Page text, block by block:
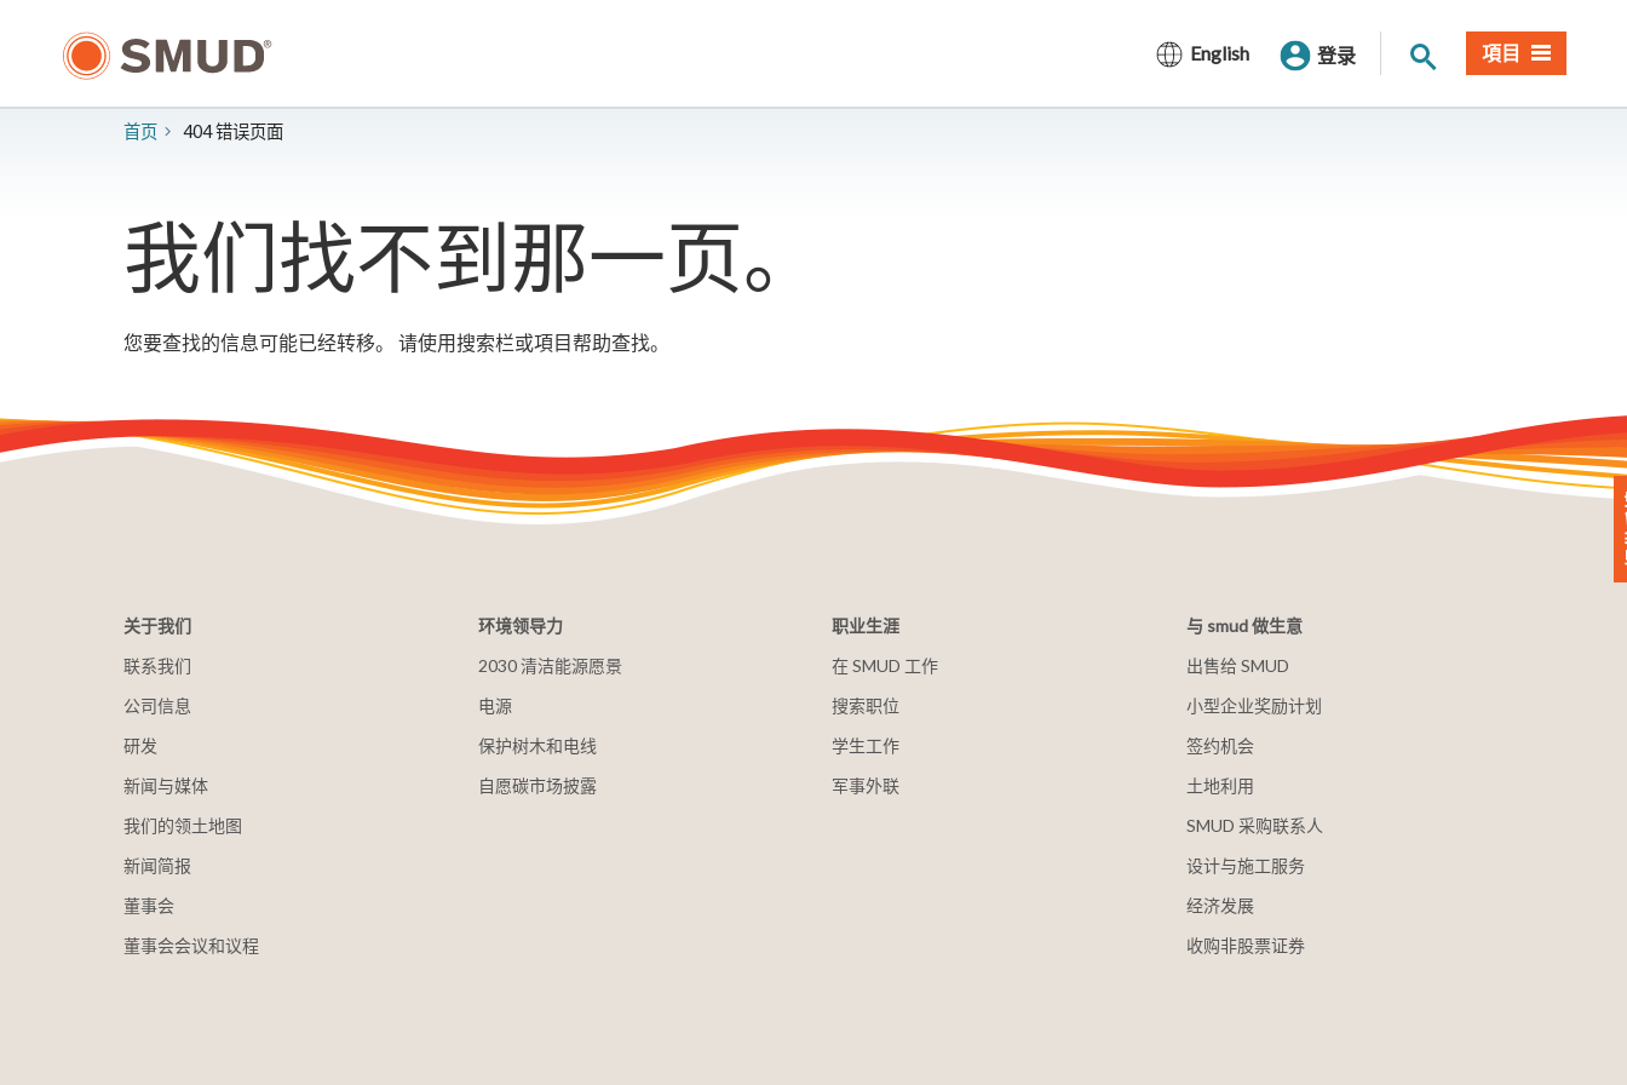
English 登录 网站搜索項目
首页 404 错误页面
我们找不到那一页。
您要查找的信息可能已经转移。 请使用搜索栏或項目帮助查找。
关于我们
联系我们
公司信息
研发
新闻与媒体
我们的领土地图
新闻简报
董事会
董事会会议和议程
环境领导力
2030 清洁能源愿景
电源
保护树木和电线
自愿碳市场披露
职业生涯
在 SMUD 工作
搜索职位
学生工作
军事外联
与 smud 做生意
出售给 SMUD
小型企业奖励计划
签约机会
土地利用
SMUD 采购联系人
设计与施工服务
经济发展
收购非股票证券